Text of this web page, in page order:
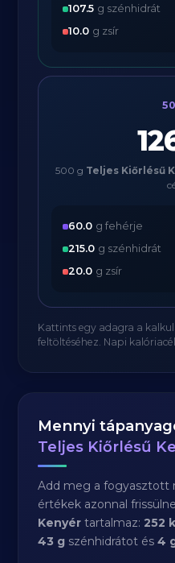
107.5 g szénhidrát
10.0 g zsír
500 g Teljes Kiőrlésű
60.0 g fehérje
215.0 g szénhidrát
20.0 g zsír
Kattints egy adagra a
feltöltéséhez. Napi
Mennyi
Teljes Kiőrlésű
Add meg a fogyasztott
értékek azonnal
Kenyér tartalmaz:252
43 g szénhidrátot és4